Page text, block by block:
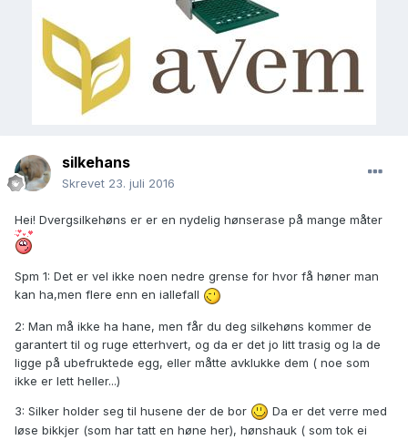
silkehans
Skrevet 23. juli 2016
Hei! Dvergsilkehøns er er en nydelig hønserase på mange måter
Spm 1: Det er vel ikke noen nedre grense for hvor få høner man
kan ha,men flere enn en iallefall
2: Man må ikke ha hane, men får du deg silkehøns kommer de
garantert til og ruge etterhvert, og da er det jo litt trasig og la de
ligge på ubefruktede egg, eller måtte avklukke dem ( noe som
ikke er lett heller...)
3: Silker holder seg til husene der de bor
Da er det verre med
løse bikkjer (som har tatt en høne her), hønshauk ( som tok ei